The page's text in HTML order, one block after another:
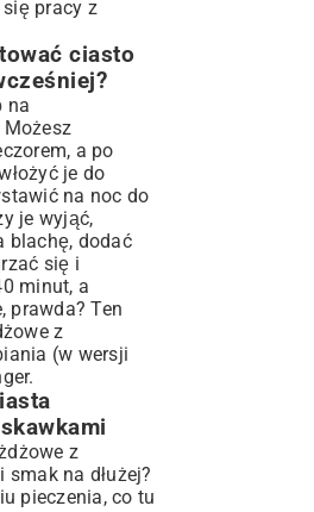
pracy z
ciasto
na
a po
je do
na noc do
je wyjąć,
blachę, dodać
się i
minut, a
prawda? Ten
z
(w wersji
z
na dłużej?
pieczenia, co tu